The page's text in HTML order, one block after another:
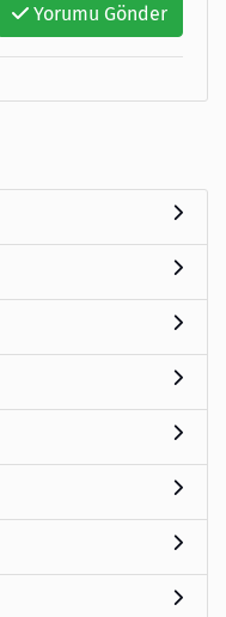
Yorumu Gönder